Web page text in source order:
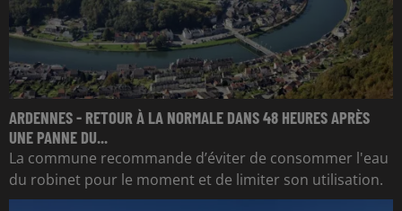
ARDENNES - RETOUR À LA NORMALE DANS 48 HEURES APRÈS
UNE PANNE DU...
La commune recommande d’éviter de consommer l'eau
du robinet pour le moment et de limiter son utilisation.